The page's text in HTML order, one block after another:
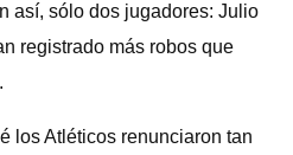
así, sólo dos jugadores: Julio
registrado más robos que
los Atléticos renunciaron tan